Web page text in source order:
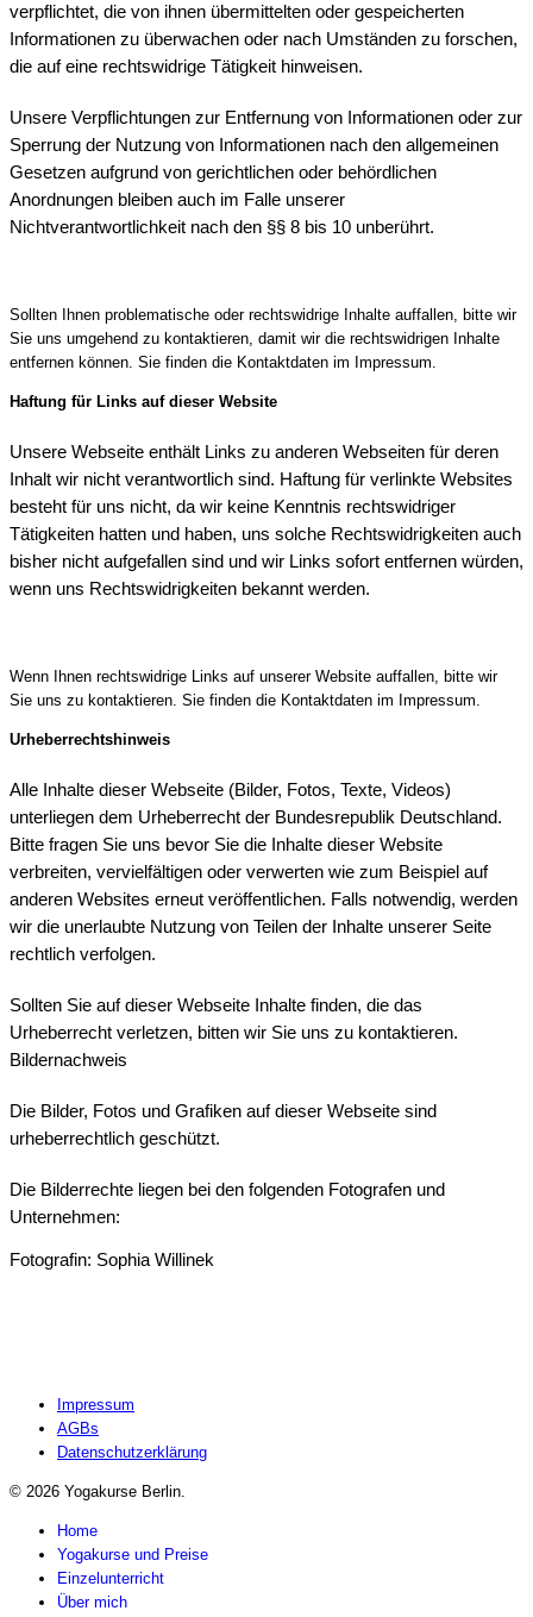
verpflichtet, die von ihnen übermittelten oder gespeicherten
Informationen zu überwachen oder nach Umständen zu forschen,
die auf eine rechtswidrige Tätigkeit hinweisen.
Unsere Verpflichtungen zur Entfernung von Informationen oder zur
Sperrung der Nutzung von Informationen nach den allgemeinen
Gesetzen aufgrund von gerichtlichen oder behördlichen
Anordnungen bleiben auch im Falle unserer
Nichtverantwortlichkeit nach den §§ 8 bis 10 unberührt.
Sollten Ihnen problematische oder rechtswidrige Inhalte auffallen, bitte wir
Sie uns umgehend zu kontaktieren, damit wir die rechtswidrigen Inhalte
entfernen können. Sie finden die Kontaktdaten im Impressum.
Haftung für Links auf dieser Website
Unsere Webseite enthält Links zu anderen Webseiten für deren
Inhalt wir nicht verantwortlich sind. Haftung für verlinkte Websites
besteht für uns nicht, da wir keine Kenntnis rechtswidriger
Tätigkeiten hatten und haben, uns solche Rechtswidrigkeiten auch
bisher nicht aufgefallen sind und wir Links sofort entfernen würden,
wenn uns Rechtswidrigkeiten bekannt werden.
Wenn Ihnen rechtswidrige Links auf unserer Website auffallen, bitte wir
Sie uns zu kontaktieren. Sie finden die Kontaktdaten im Impressum.
Urheberrechtshinweis
Alle Inhalte dieser Webseite (Bilder, Fotos, Texte, Videos)
unterliegen dem Urheberrecht der Bundesrepublik Deutschland.
Bitte fragen Sie uns bevor Sie die Inhalte dieser Website
verbreiten, vervielfältigen oder verwerten wie zum Beispiel auf
anderen Websites erneut veröffentlichen. Falls notwendig, werden
wir die unerlaubte Nutzung von Teilen der Inhalte unserer Seite
rechtlich verfolgen.
Sollten Sie auf dieser Webseite Inhalte finden, die das
Urheberrecht verletzen, bitten wir Sie uns zu kontaktieren.
Bildernachweis
Die Bilder, Fotos und Grafiken auf dieser Webseite sind
urheberrechtlich geschützt.
Die Bilderrechte liegen bei den folgenden Fotografen und
Unternehmen:
Fotografin: Sophia Willinek
Impressum
AGBs
Datenschutzerklärung
© 2026 Yogakurse Berlin.
Home
Yogakurse und Preise
Einzelunterricht
Über mich